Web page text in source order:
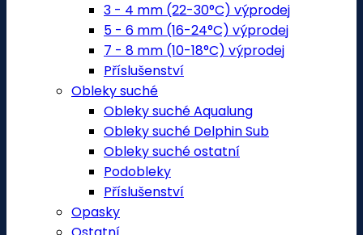
3 - 4 mm (22-30°C) výprodej
5 - 6 mm (16-24°C) výprodej
7 - 8 mm (10-18°C) výprodej
Příslušenství
Obleky suché
Obleky suché Aqualung
Obleky suché Delphin Sub
Obleky suché ostatní
Podobleky
Příslušenství
Opasky